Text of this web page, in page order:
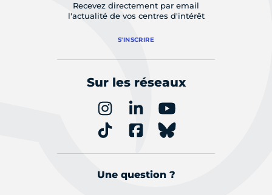
Recevez directement par email
l'actualité de vos centres d'intérêt
S'INSCRIRE
Sur les réseaux
Une question ?